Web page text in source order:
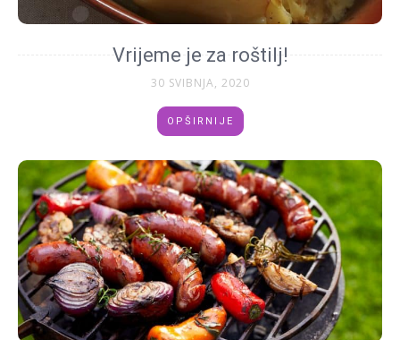
Vrijeme je za roštilj!
30 SVIBNJA, 2020
OPŠIRNIJE